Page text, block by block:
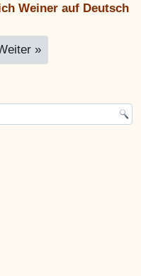
Weiner auf Deutsch
»